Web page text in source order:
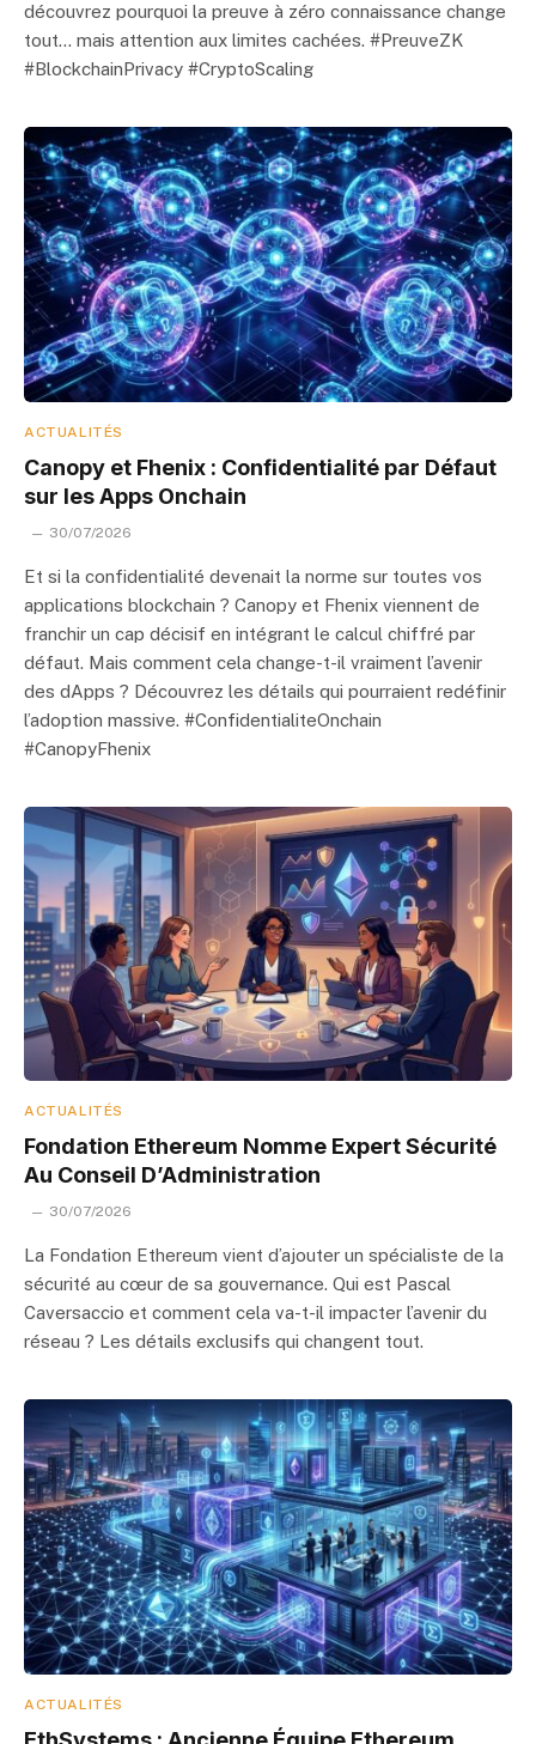
découvrez pourquoi la preuve à zéro connaissance change
tout… mais attention aux limites cachées. #PreuveZK
#BlockchainPrivacy #CryptoScaling
ACTUALITÉS
Canopy et Fhenix : Confidentialité par Défaut
sur les Apps Onchain
30/07/2026
Et si la confidentialité devenait la norme sur toutes vos
applications blockchain ? Canopy et Fhenix viennent de
franchir un cap décisif en intégrant le calcul chiffré par
défaut. Mais comment cela change-t-il vraiment l’avenir
des dApps ? Découvrez les détails qui pourraient redéfinir
l’adoption massive. #ConfidentialiteOnchain
#CanopyFhenix
ACTUALITÉS
Fondation Ethereum Nomme Expert Sécurité
Au Conseil D’Administration
30/07/2026
La Fondation Ethereum vient d’ajouter un spécialiste de la
sécurité au cœur de sa gouvernance. Qui est Pascal
Caversaccio et comment cela va-t-il impacter l’avenir du
réseau ? Les détails exclusifs qui changent tout.
ACTUALITÉS